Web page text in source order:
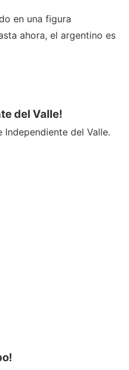
en una figura
ahora, el argentino es
del Valle!
del Valle.